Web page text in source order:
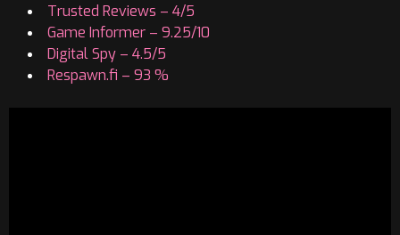
Trusted Reviews – 4/5
Game Informer – 9.25/10
Digital Spy – 4.5/5
Respawn.fi – 93 %